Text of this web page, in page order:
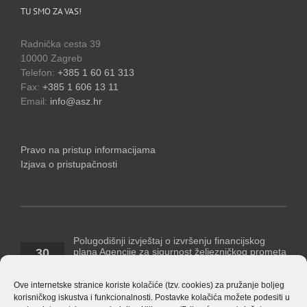
Ove internetske stranice koriste kolačiće (tzv. cookies) za pružanje boljeg
korisničkog iskustva i funkcionalnosti. Postavke kolačića možete podesiti u
TU SMO ZA VAS!
Radnička cesta 39
10000 Zagreb
Telefon: +385 1 60 61 313
Fax: +385 1 606 13 11
Email: info@asz.hr
Pravo na pristup informacijama
Izjava o pristupačnosti
30
Polugodišnji izvještaj o izvršenju financijskog
plana Agencije za sigurnost željezničkog prometa